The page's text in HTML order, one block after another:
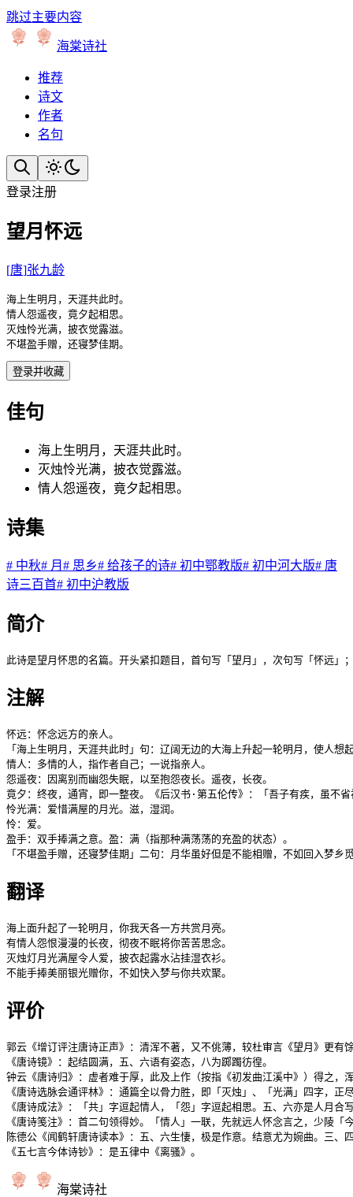
跳过主要内容
海棠诗社
推荐
诗文
作者
名句
登录注册
望月怀远
[唐]张九龄
海上生明月，天涯共此时。
情人怨遥夜，竟夕起相思。
灭烛怜光满，披衣觉露滋。
不堪盈手赠，还寝梦佳期。
登录并收藏
佳句
海上生明月，天涯共此时。
灭烛怜光满，披衣觉露滋。
情人怨遥夜，竟夕起相思。
诗集
# 中秋# 月 # 思乡# 给孩子的诗# 初中鄂教版# 初中河大版# 唐
诗三百首# 初中沪教版
简介
此诗是望月怀思的名篇。开头紧扣题目，首句写「望月」，次句写「怀远
注解
怀远：怀念远方的亲人。
「海上生明月，天涯共此时」句：辽阔无边的大海上升起一轮明月，使人
情人：多情的人，指作者自己；一说指亲人。
怨遥夜：因离别而幽怨失眠，以至抱怨夜长。遥夜，长夜。
竟夕：终夜，通宵，即一整夜。《后汉书·第五伦传》：「吾子有疾，虽不
怜光满：爱惜满屋的月光。滋，湿润。
怜：爱。
盈手：双手捧满之意。盈：满（指那种满荡荡的充盈的状态）。
「不堪盈手赠，还寝梦佳期」二句：月华虽好但是不能相赠，不如回入梦
翻译
海上面升起了一轮明月，你我天各一方共赏月亮。
有情人怨恨漫漫的长夜，彻夜不眠将你苦苦思念。
灭烛灯月光满屋令人爱，披衣起露水沾挂湿衣衫。
不能手捧美丽银光赠你，不如快入梦与你共欢聚。
评价
郭云《增订评注唐诗正声》：清浑不著，又不佻薄，较杜审言《望月》更有
《唐诗镜》：起结圆满，五、六语有姿态，八为踯躅彷徨。
钟云《唐诗归》：虚者难于厚，此及上作（按指《初发曲江溪中》）得之，
《唐诗选脉会通评林》：通篇全以骨力胜，即「灭烛」、「光满」四字，
《唐诗成法》：「共」字逗起情人，「怨」字逗起相思。五、六亦是人月
《唐诗笺注》：首二句领得妙。「情人」一联，先就远人怀念言之，少陵「
陈德公《闻鹤轩唐诗读本》：五、六生悽，极是作意。结意尤为婉曲。三、
《五七言今体诗钞》：是五律中《离骚》。
海棠诗社